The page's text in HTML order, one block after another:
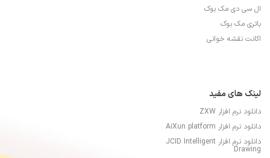
ال سی دی مک بوک
باتری مک بوک
اکانت نقشه خوانی
لینک های مفید
دانلود نرم افزار ZXW
دانلود نرم افزار AiXun platform
دانلود نرم افزار JCID Intelligent
Drawing